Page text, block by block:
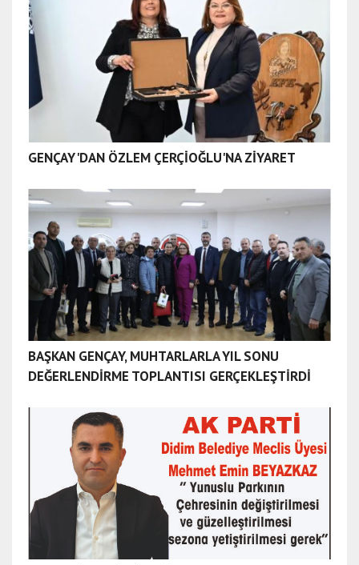
GENÇAY'DAN ÖZLEM ÇERÇİOĞLU'NA ZİYARET
BAŞKAN GENÇAY, MUHTARLARLA YIL SONU
DEĞERLENDİRME TOPLANTISI GERÇEKLEŞTİRDİ